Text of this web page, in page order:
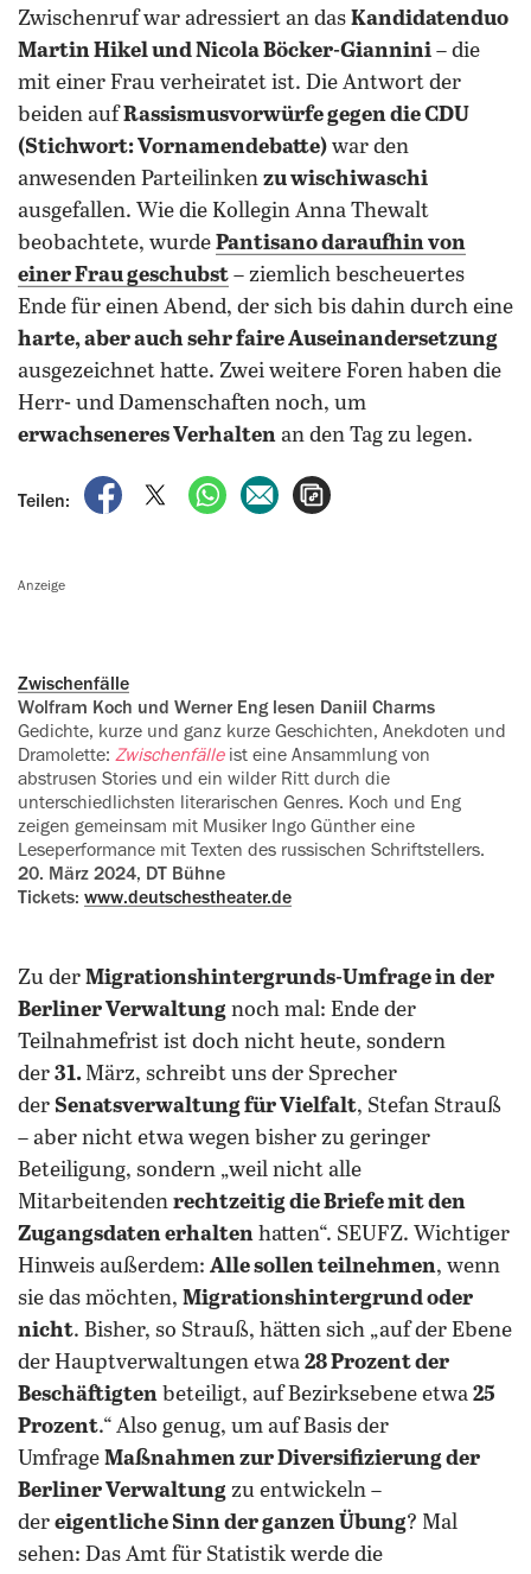
Zwischenruf war adressiert an das Kandidatenduo
Martin Hikel und Nicola Böcker-Giannini – die
mit einer Frau verheiratet ist. Die Antwort der
beiden aufRassismusvorwürfe gegen die CDU
(Stichwort: Vornamendebatte) war den
anwesenden Parteilinken zu wischiwaschi
ausgefallen. Wie die Kollegin Anna Thewalt
beobachtete, wurde Pantisano daraufhin von
einer Frau geschubst – ziemlich bescheuertes
Ende für einen Abend, der sich bis dahin durch eine
harte, aber auch sehr faire Auseinandersetzung
ausgezeichnet hatte. Zwei weitere Foren haben die
Herr- und Damenschaften noch, um
erwachseneres Verhalten an den Tag zu legen.
Teilen:
auf Facebook teilen
auf X teilenper WhatsApp teilen
per E-Mail teilen
Anzeige
Zwischenfälle
Wolfram Koch und Werner Eng le‍sen Daniil Charms
Gedichte, kurze und ganz kurze Geschichten, Anekdoten und
Dramolette: Zwischenfälleist eine Ansammlung von
abstrusen Stories und ein wilder Ritt durch die
unterschiedlichsten literarischen Genres. Koch und Eng
zeigen gemeinsam mit Musiker Ingo Günther eine
Leseperformance mit Texten des russischen Schriftstellers.
20. März 2024, DT Bühne
Tickets: www.deutschestheater.de
Zu der Migrationshintergrunds-Umfrage in der
Berliner Verwaltung noch mal: Ende der
Teilnahmefrist ist doch nicht heute, sondern
der 31. März, schreibt uns der Sprecher
der Senatsverwaltung für Vielfalt, Stefan Strauß
– aber nicht etwa wegen bisher zu geringer
Beteiligung, sondern „weil nicht alle
Mitarbeitenden rechtzeitig die Briefe mit den
Zugangsdaten erhalten hatten“. SEUFZ. Wichtiger
Hinweis außerdem: Alle sollen teilnehmen, wenn
sie das möchten, Migrationshintergrund oder
nicht. Bisher, so Strauß, hätten sich „auf der Ebene
der Hauptverwaltungen etwa 28 Prozent der
Beschäftigten beteiligt, auf Bezirksebene etwa 25
Prozent.“ Also genug, um auf Basis der
Umfrage Maßnahmen zur Diversifizierung der
Berliner Verwaltung zu entwickeln –
der eigentliche Sinn der ganzen Übung? Mal
sehen: Das Amt für Statistik werde die